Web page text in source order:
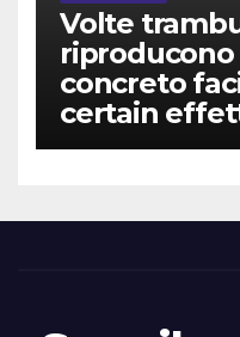
Volte
riproducono
concreto
certain